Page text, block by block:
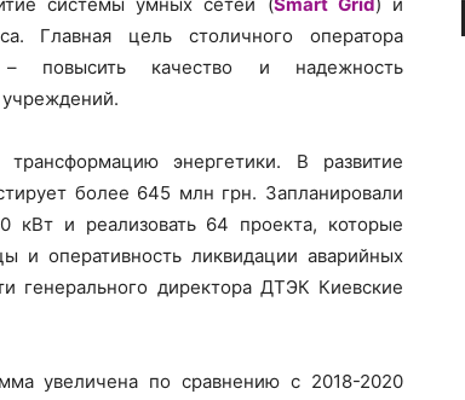
Главная цель столичного оператора
качество и надежность
энергетики. В развитие
более 645 млн грн. Запланировали
кВт и реализовать 64 проекта, которые
и оперативность ликвидации аварийных
генерального директора ДТЭК Киевские
увеличена по сравнению с 2018-2020